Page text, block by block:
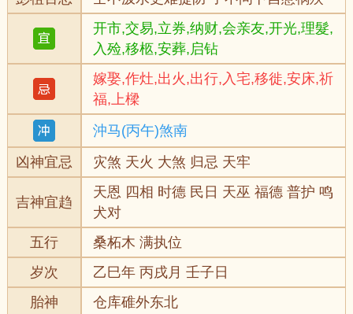
开市,交易,立券,纳财,会亲友,开光,理髮,
入殓,移柩,安葬,启钻
嫁娶,作灶,出火,出行,入宅,移徙,安床,祈
福,上樑
沖马(丙午)煞南
凶神宜忌
灾煞 天火 大煞 归忌 天牢
吉神宜趋
天恩 四相 时德 民日 天巫 福德 普护 鸣
犬对
五行
桑柘木 满执位
岁次
乙巳年 丙戌月 壬子日
胎神
仓库碓外东北